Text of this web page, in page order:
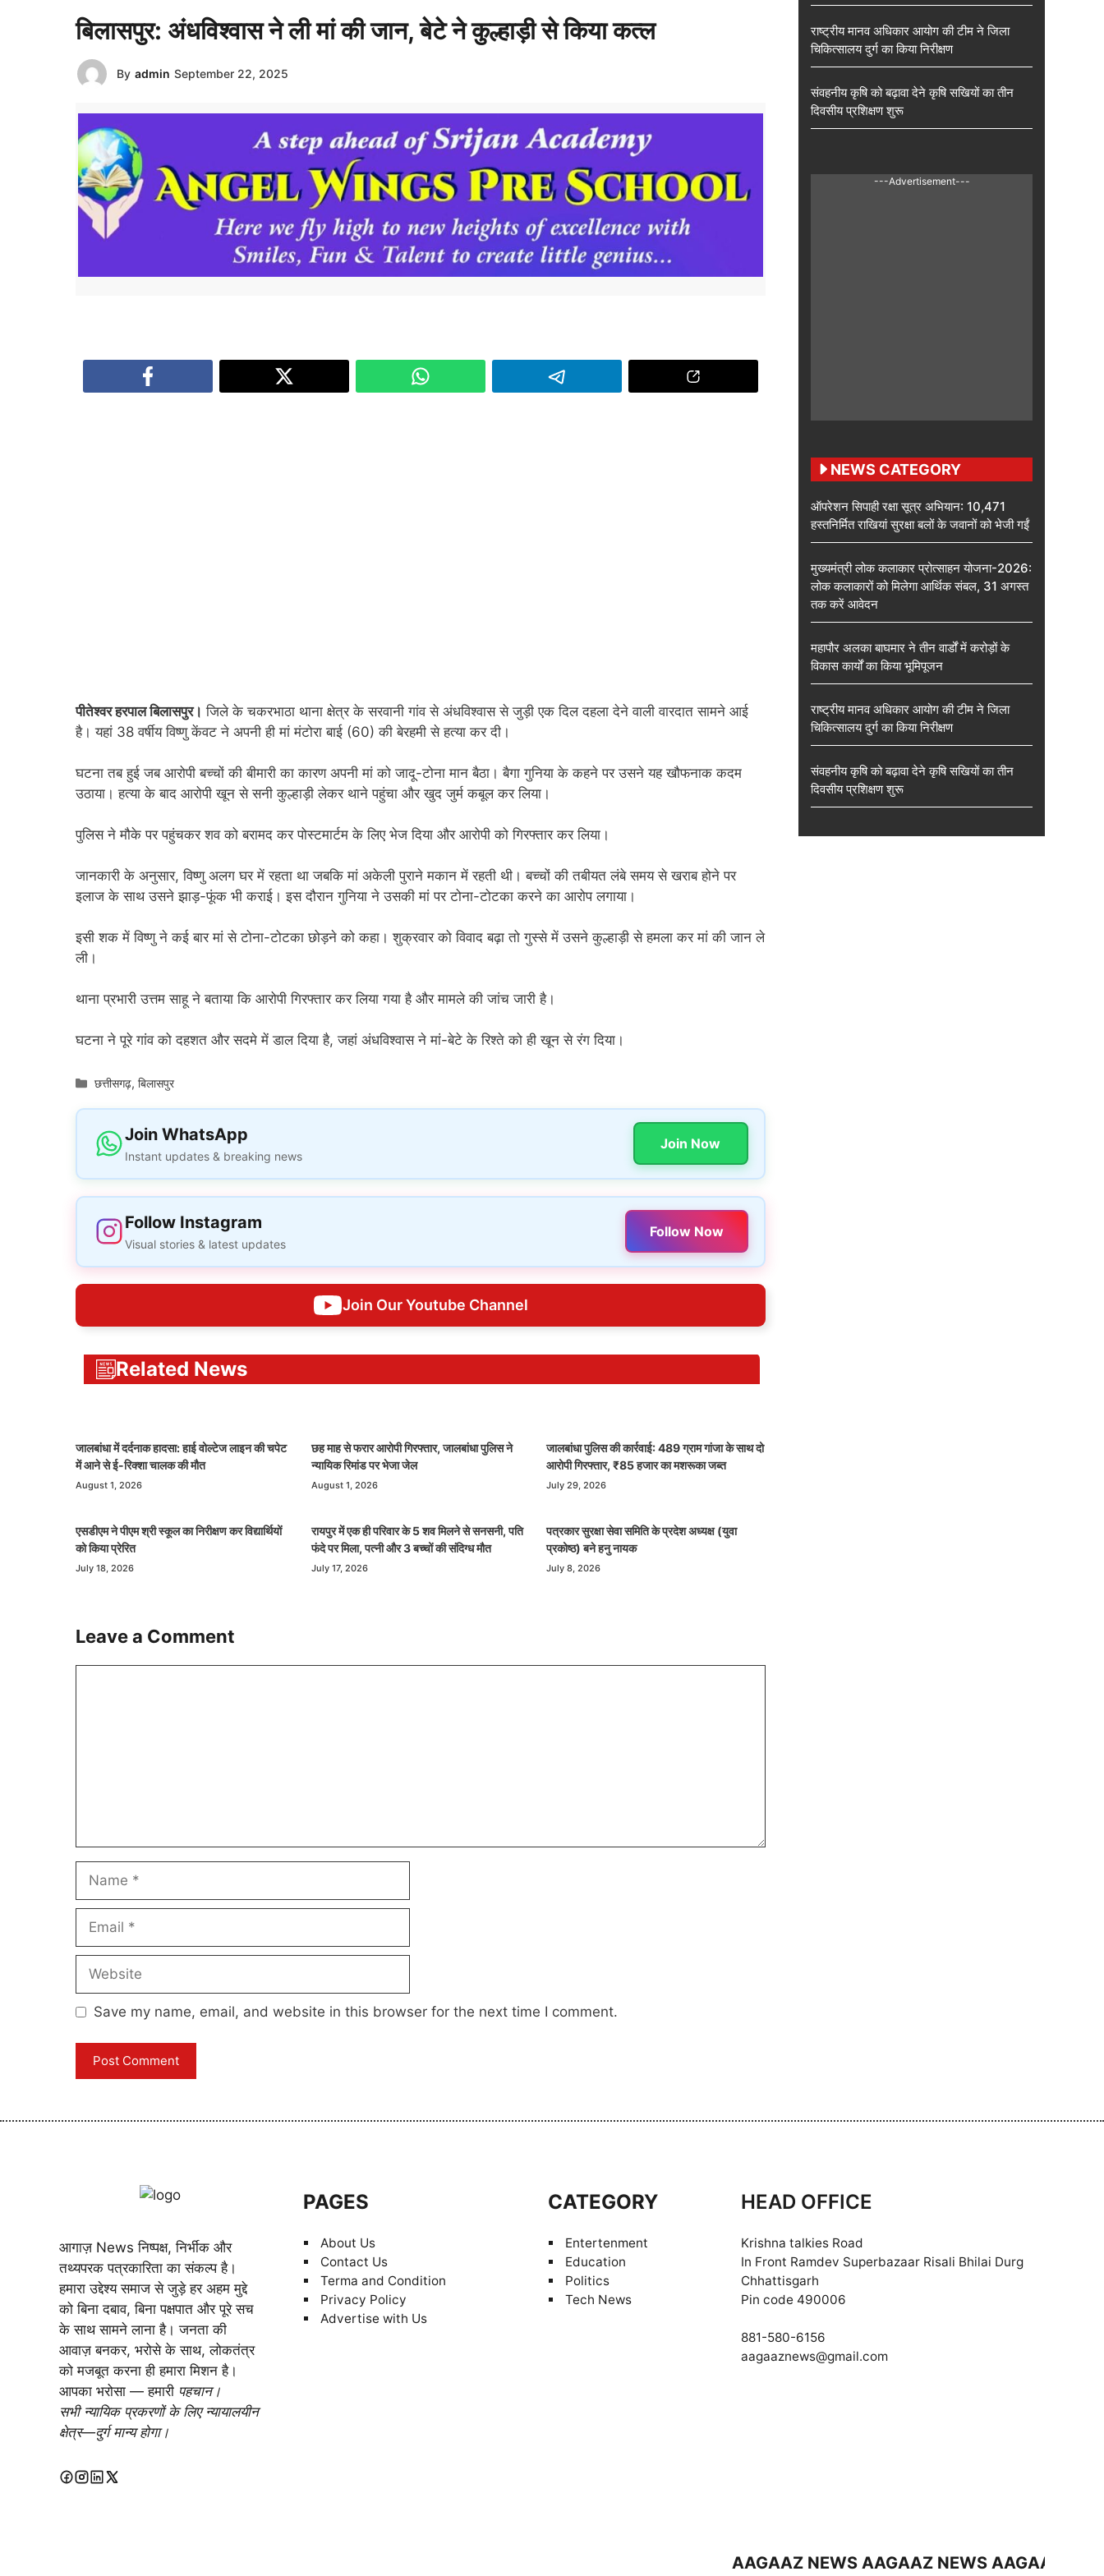
बिलासपुर: अंधविश्वास ने ली मां की जान, बेटे ने कुल्हाड़ी से किया कत्ल
By admin September 22, 2025
पीतेश्वर हरपाल बिलासपुर। जिले के चकरभाठा थाना क्षेत्र के सरवानी गांव से अंधविश्वास से जुड़ी एक दिल दहला देने वाली वारदात सामने आई
है। यहां 38 वर्षीय विष्णु केंवट ने अपनी ही मां मंटोरा बाई (60) की बेरहमी से हत्या कर दी।
घटना तब हुई जब आरोपी बच्चों की बीमारी का कारण अपनी मां को जादू-टोना मान बैठा। बैगा गुनिया के कहने पर उसने यह खौफनाक कदम
उठाया। हत्या के बाद आरोपी खून से सनी कुल्हाड़ी लेकर थाने पहुंचा और खुद जुर्म कबूल कर लिया।
पुलिस ने मौके पर पहुंचकर शव को बरामद कर पोस्टमार्टम के लिए भेज दिया और आरोपी को गिरफ्तार कर लिया।
जानकारी के अनुसार, विष्णु अलग घर में रहता था जबकि मां अकेली पुराने मकान में रहती थी। बच्चों की तबीयत लंबे समय से खराब होने पर
इलाज के साथ उसने झाड़-फूंक भी कराई। इस दौरान गुनिया ने उसकी मां पर टोना-टोटका करने का आरोप लगाया।
इसी शक में विष्णु ने कई बार मां से टोना-टोटका छोड़ने को कहा। शुक्रवार को विवाद बढ़ा तो गुस्से में उसने कुल्हाड़ी से हमला कर मां की जान ले
ली।
थाना प्रभारी उत्तम साहू ने बताया कि आरोपी गिरफ्तार कर लिया गया है और मामले की जांच जारी है।
घटना ने पूरे गांव को दहशत और सदमे में डाल दिया है, जहां अंधविश्वास ने मां-बेटे के रिश्ते को ही खून से रंग दिया।
Categories
छत्तीसगढ़,बिलासपुर
Join WhatsApp
Instant updates & breaking news
Join Now
Follow Instagram
Visual stories & latest updates
Follow Now
Join Our Youtube Channel
Related News
जालबांधा में दर्दनाक हादसा: हाई वोल्टेज लाइन की चपेट
में आने से ई-रिक्शा चालक की मौत
August 1, 2026
छह माह से फरार आरोपी गिरफ्तार, जालबांधा पुलिस ने
न्यायिक रिमांड पर भेजा जेल
August 1, 2026
जालबांधा पुलिस की कार्रवाई: 489 ग्राम गांजा के साथ दो
आरोपी गिरफ्तार, ₹85 हजार का मशरूका जब्त
July 29, 2026
एसडीएम ने पीएम श्री स्कूल का निरीक्षण कर विद्यार्थियों
को किया प्रेरित
July 18, 2026
रायपुर में एक ही परिवार के 5 शव मिलने से सनसनी, पति
फंदे पर मिला, पत्नी और 3 बच्चों की संदिग्ध मौत
July 17, 2026
पत्रकार सुरक्षा सेवा समिति के प्रदेश अध्यक्ष (युवा
प्रकोष्ठ) बने हनु नायक
July 8, 2026
Leave a Comment
Save my name, email, and website in this browser for the next time I comment.
राष्ट्रीय मानव अधिकार आयोग की टीम ने जिला
चिकित्सालय दुर्ग का किया निरीक्षण
संवहनीय कृषि को बढ़ावा देने कृषि सखियों का तीन
दिवसीय प्रशिक्षण शुरू
---Advertisement---
NEWS CATEGORY
ऑपरेशन सिपाही रक्षा सूत्र अभियान: 10,471
हस्तनिर्मित राखियां सुरक्षा बलों के जवानों को भेजी गईं
मुख्यमंत्री लोक कलाकार प्रोत्साहन योजना-2026:
लोक कलाकारों को मिलेगा आर्थिक संबल, 31 अगस्त
तक करें आवेदन
महापौर अलका बाघमार ने तीन वार्डों में करोड़ों के
विकास कार्यों का किया भूमिपूजन
राष्ट्रीय मानव अधिकार आयोग की टीम ने जिला
चिकित्सालय दुर्ग का किया निरीक्षण
संवहनीय कृषि को बढ़ावा देने कृषि सखियों का तीन
दिवसीय प्रशिक्षण शुरू
आगाज़ News निष्पक्ष, निर्भीक और
तथ्यपरक पत्रकारिता का संकल्प है।
हमारा उद्देश्य समाज से जुड़े हर अहम मुद्दे
को बिना दबाव, बिना पक्षपात और पूरे सच
के साथ सामने लाना है। जनता की
आवाज़ बनकर, भरोसे के साथ, लोकतंत्र
को मजबूत करना ही हमारा मिशन है।
आपका भरोसा — हमारी पहचान।
सभी न्यायिक प्रकरणों के लिए न्यायालयीन
क्षेत्र—दुर्ग मान्य होगा।
PAGES
About Us
Contact Us
Terma and Condition
Privacy Policy
Advertise with Us
CATEGORY
Entertenment
Education
Politics
Tech News
HEAD OFFICE
Krishna talkies Road
In Front Ramdev Superbazaar Risali Bhilai Durg
Chhattisgarh
Pin code 490006
881-580-6156
aagaaznews@gmail.com
AAGAAZ NEWS AAGAAZ NEWS AAGAAZ NEWS